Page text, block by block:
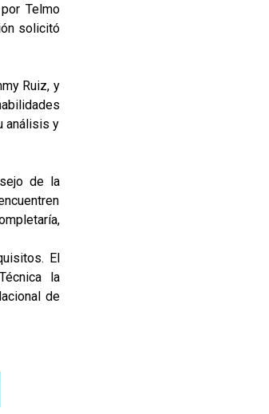
Telmo
solicitó
Ruiz, y
análisis y
de la
El
la
de